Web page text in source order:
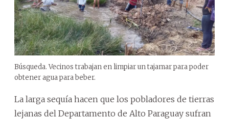
Búsqueda. Vecinos trabajan en limpiar un tajamar para poder
obtener agua para beber.
La larga sequía hacen que los pobladores de tierras
lejanas del Departamento de Alto Paraguay sufran